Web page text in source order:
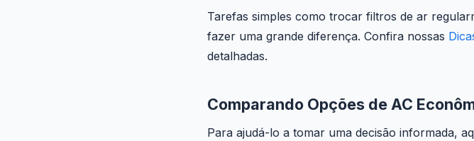
Tarefas simples como trocar filtros de ar
fazer uma grande diferença. Confira nossas
detalhadas.
Comparando Opções de AC
Para ajudá-lo a tomar uma decisão informada,